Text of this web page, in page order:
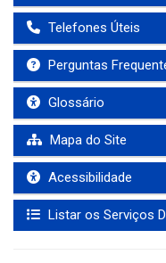
Telefones Úteis
Perguntas
Glossário
Mapa do Site
Acessibilidade
Listar os Serviços